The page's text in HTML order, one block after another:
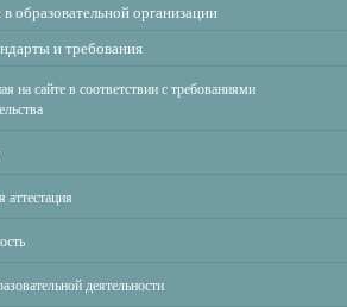
образовательной организации
и требования
на сайте в соответствии с требованиями
аттестация
деятельности